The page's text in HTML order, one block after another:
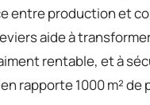
entre production et
aide à
rentable, et à
rapporte 1000 m² de